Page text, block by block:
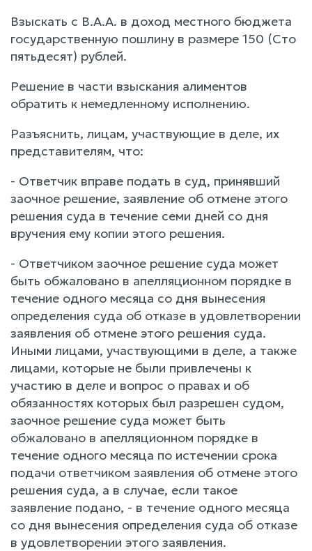
Взыскать с В.А.А. в доход местного бюджета
государственную пошлину в размере 150 (Сто
пятьдесят) рублей.
Решение в части взыскания алиментов
обратить к немедленному исполнению.
Разъяснить, лицам, участвующие в деле, их
представителям, что:
- Ответчик вправе подать в суд, принявший
заочное решение, заявление об отмене этого
решения суда в течение семи дней со дня
вручения ему копии этого решения.
- Ответчиком заочное решение суда может
быть обжаловано в апелляционном порядке в
течение одного месяца со дня вынесения
определения суда об отказе в удовлетворении
заявления об отмене этого решения суда.
Иными лицами, участвующими в деле, а также
лицами, которые не были привлечены к
участию в деле и вопрос о правах и об
обязанностях которых был разрешен судом,
заочное решение суда может быть
обжаловано в апелляционном порядке в
течение одного месяца по истечении срока
подачи ответчиком заявления об отмене этого
решения суда, а в случае, если такое
заявление подано, - в течение одного месяца
со дня вынесения определения суда об отказе
в удовлетворении этого заявления.